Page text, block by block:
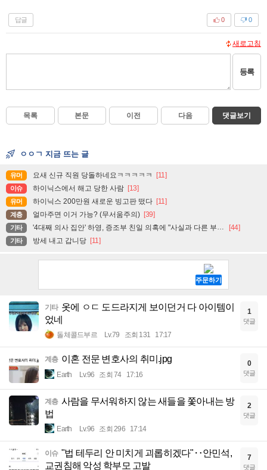
답글 0
0
새로고침
등록
목록 본문 이전 다음 댓글보기
ㅇㅇㄱ 지금 뜨는 글
유머 요새 신규 직원 당돌하네요ㅋㅋㅋㅋㅋ [11]
이슈 하이닉스에서 해고 당한 사람 [13]
유머 하이닉스 200만원 새로운 빙고판 떴다 [11]
계층 얼마주면 이거 가능? (무서움주의) [39]
기타 '4대째 의사 집안' 하영, 증조부 친일 의혹에 "사실과 다른 부분 있어" [44]
기타 방세 내고 갑니당 [11]
기타 옷에 ㅇㄷ 도드라지게 보이던거 다 아이템이
었네
돌체콜드부르 Lv.79 조회 131 17:17
1
댓글
계층 이혼 전문 변호사의 취미.jpg
Earth Lv.96 조회 74 17:16
0
댓글
계층 사람을 무서워하지 않는 새들을 쫓아내는 방
법
Earth Lv.96 조회 296 17:14
2
댓글
이슈 "법 테두리 안 미치게 괴롭히겠다"‥안민석,
교권침해 악성 학부모 고발
7
댓글